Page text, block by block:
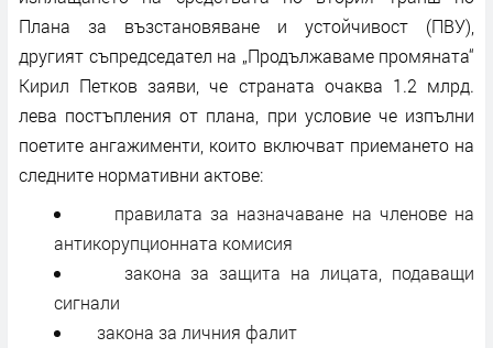
Плана за възстановяване и устойчивост (ПВУ),
другият съпредседател на „Продължаваме промяната“
Кирил Петков заяви, че страната очаква 1.2 млрд.
лева постъпления от плана, при условие че изпълни
поетите ангажименти, които включват приемането на
следните нормативни актове:
правилата за назначаване на членове на
антикорупционната комисия
закона за защита на лицата, подаващи
сигнали
закона за личния фалит